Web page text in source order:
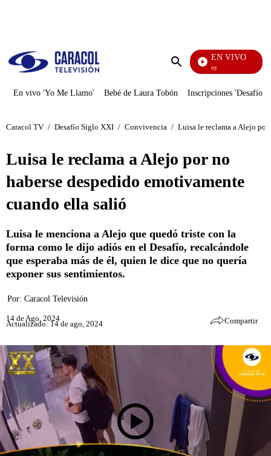
Enviar
EN VIVO
La Finca De Hoy
En vivo 'Yo Me Llamo' Bebé de Laura Tobón Inscripciones 'Desafío'
Caracol TV / Desafío Siglo XXI / Convivencia / Luisa le reclama a Alejo
Luisa le reclama a Alejo por no
haberse despedido emotivamente
cuando ella salió
Luisa le menciona a Alejo que quedó triste con la
forma como le dijo adiós en el Desafío, recalcándole
que esperaba más de él, quien le dice que no quería
exponer sus sentimientos.
Por: Caracol Televisión
14 de Ago, 2024
Actualizado: 14 de ago, 2024 Compartir